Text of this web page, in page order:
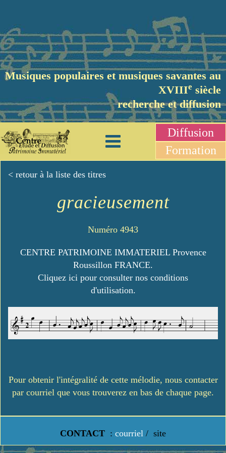
Musiques populaires et musiques savantes au
XVIIIe siècle
recherche et diffusion
Diffusion
Formation
< retour à la liste des titres
gracieusement
Numéro 4943
CENTRE PATRIMOINE IMMATERIEL Provence
Roussillon FRANCE.
Cliquez ici pour consulter nos conditions
d'utilisation.
Pour obtenir l'intégralité de cette mélodie, nous contacter
par courriel que vous trouverez en bas de chaque page.
CONTACT : courriel / site
https://www.lavielledanstoussesetats.fr